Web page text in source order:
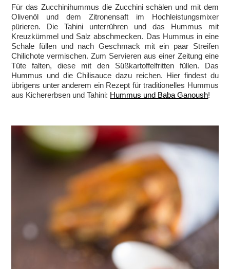
Für das Zucchinihummus die Zucchini schälen und mit dem
Olivenöl und dem Zitronensaft im Hochleistungsmixer
pürieren. Die Tahini unterrühren und das Hummus mit
Kreuzkümmel und Salz abschmecken. Das Hummus in eine
Schale füllen und nach Geschmack mit ein paar Streifen
Chilichote vermischen. Zum Servieren aus einer Zeitung eine
Tüte falten, diese mit den Süßkartoffelfritten füllen. Das
Hummus und die Chilisauce dazu reichen. Hier findest du
übrigens unter anderem ein Rezept für traditionelles Hummus
aus Kichererbsen und Tahini: Hummus und Baba Ganoush!